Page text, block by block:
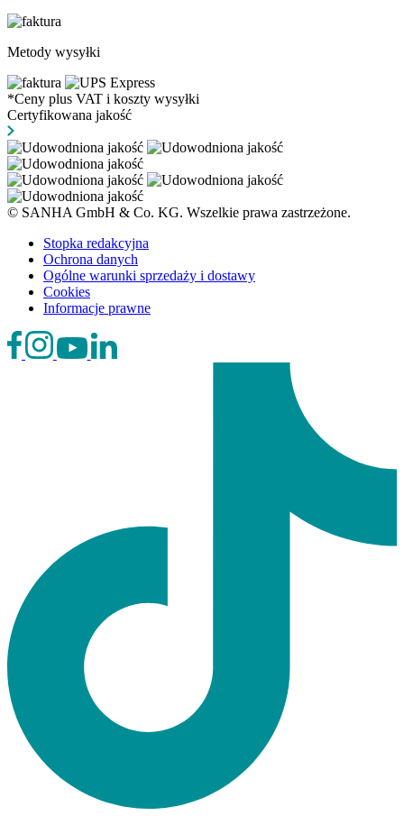
Metody wysyłki
*Ceny plus VAT i koszty wysyłki
Certyfikowana jakość
© SANHA GmbH & Co. KG. Wszelkie prawa zastrzeżone.
Stopka redakcyjna
Ochrona danych
Ogólne warunki sprzedaży i dostawy
Cookies
Informacje prawne